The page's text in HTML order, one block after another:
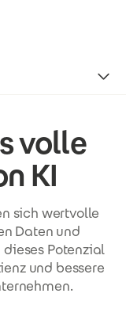
volle
KI
sich wertvolle
Daten und
Potenzial
und bessere